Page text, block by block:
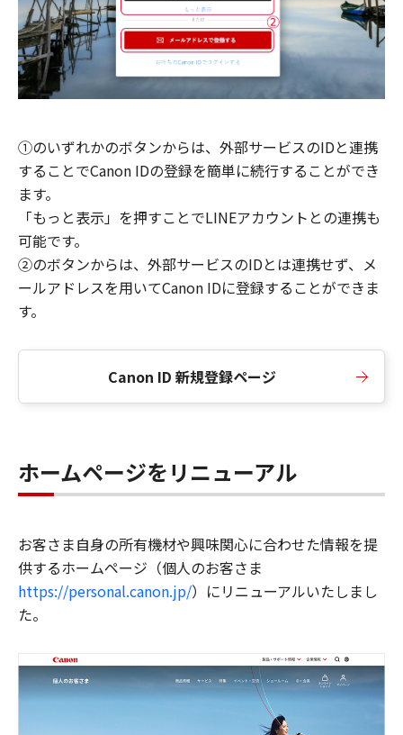
①のいずれかのボタンからは、外部サービスのIDと連携
することでCanon IDの登録を簡単に続行することができ
ます。
「もっと表示」を押すことでLINEアカウントとの連携も
可能です。
②のボタンからは、外部サービスのIDとは連携せず、メ
ールアドレスを用いてCanon IDに登録することができま
す。
Canon ID 新規登録ページ
ホームページをリニューアル
お客さま自身の所有機材や興味関心に合わせた情報を提
供するホームページ（個人のお客さま
https://personal.canon.jp/）にリニューアルいたしまし
た。